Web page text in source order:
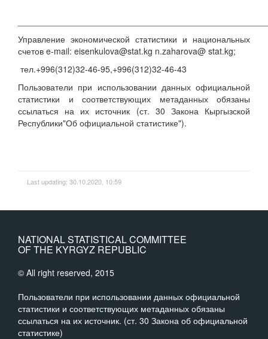
Управление экономической статистики и национальных
счетов e-mail: eisenkulova@stat.kg n.zaharova@ stat.kg;
тел.+996(312)32-46-95,+996(312)32-46-43
Пользователи при использовании данных официальной
статистики и соответствующих метаданных обязаны
ссылаться на их источник (ст. 30 Закона Кыргызской
Республики"Об официальной статистике").
Last updating: 30.10.2020, 10:59
NATIONAL STATISTICAL COMMITTEE
OF THE KYRGYZ REPUBLIC
© All right reserved, 2015
Пользователи при использовании данных официальной
статистики и соответствующих метаданных обязаны
ссылаться на их источник. (ст. 30 Закона об официальной
статистике)